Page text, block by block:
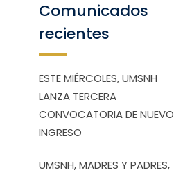
Comunicados
recientes
ESTE MIÉRCOLES, UMSNH
LANZA TERCERA
CONVOCATORIA DE NUEVO
INGRESO
UMSNH, MADRES Y PADRES,